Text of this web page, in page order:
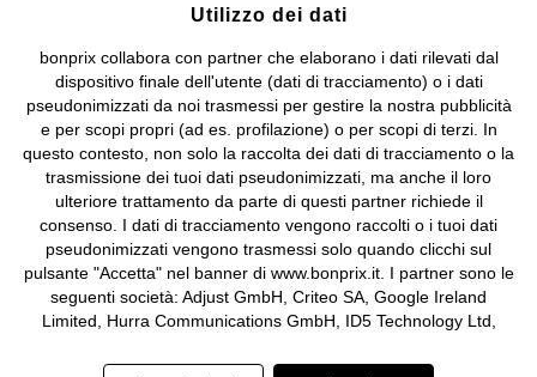
Utilizzo dei dati
bonprix collabora con partner che elaborano i dati rilevati dal
dispositivo finale dell'utente (dati di tracciamento) o i dati
pseudonimizzati da noi trasmessi per gestire la nostra pubblicità
e per scopi propri (ad es. profilazione) o per scopi di terzi. In
questo contesto, non solo la raccolta dei dati di tracciamento o la
trasmissione dei tuoi dati pseudonimizzati, ma anche il loro
ulteriore trattamento da parte di questi partner richiede il
consenso. I dati di tracciamento vengono raccolti o i tuoi dati
pseudonimizzati vengono trasmessi solo quando clicchi sul
pulsante "Accetta" nel banner di www.bonprix.it. I partner sono le
seguenti società: Adjust GmbH, Criteo SA, Google Ireland
Limited, Hurra Communications GmbH, ID5 Technology Ltd,
Limited, Pinterest Europe Limited, RTB-House GmbH, TikTok